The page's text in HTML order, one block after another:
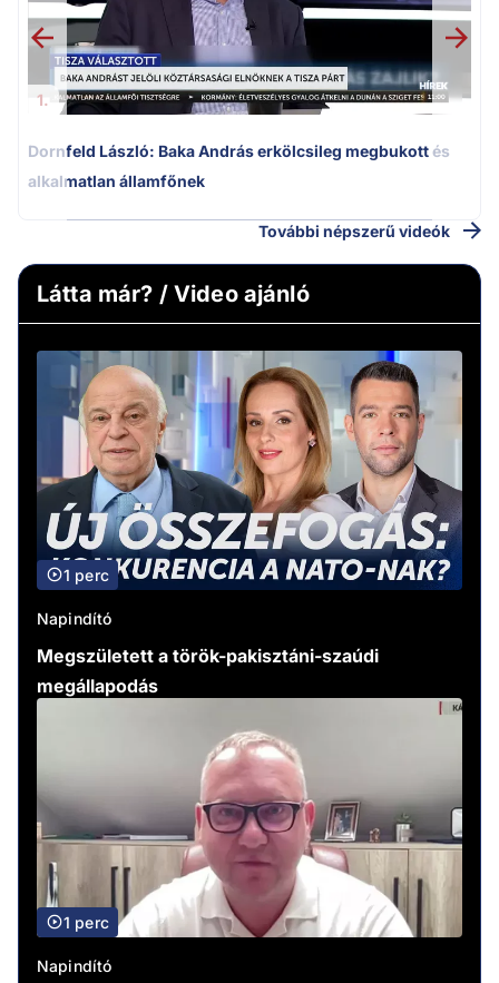
1.
Dornfeld László: Baka András erkölcsileg megbukott és
alkalmatlan államfőnek
További népszerű videók
Látta már? / Video ajánló
1 perc
Napindító
Megszületett a török-pakisztáni-szaúdi
megállapodás
1 perc
Napindító